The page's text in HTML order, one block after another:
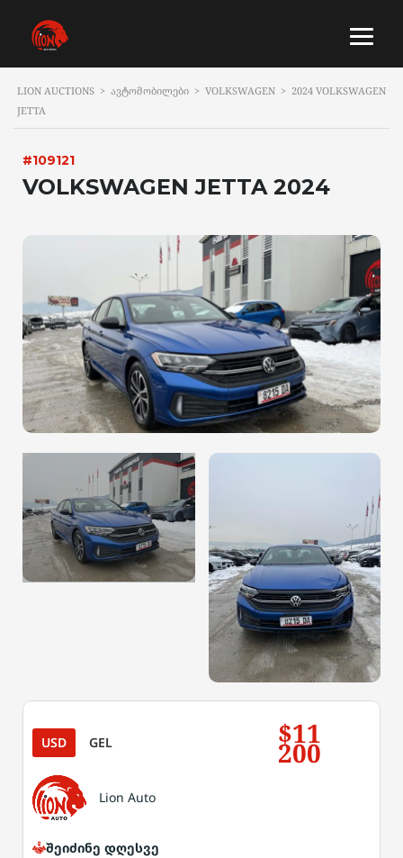
LION AUCTIONS > ᲐᲕᲢᲝᲛᲝᲑᲘᲚᲔᲑᲘ > VOLKSWAGEN > 2024 VOLKSWAGEN
JETTA
#109121
VOLKSWAGEN JETTA 2024
USD GEL $11
200
Lion Auto
შეიძინე დღესვე